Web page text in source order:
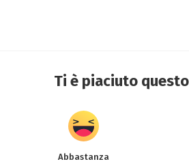
Ti è piaciuto
Abbastanza